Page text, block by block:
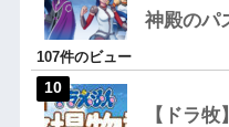
神殿のパ
107件のビュー
【ドラ